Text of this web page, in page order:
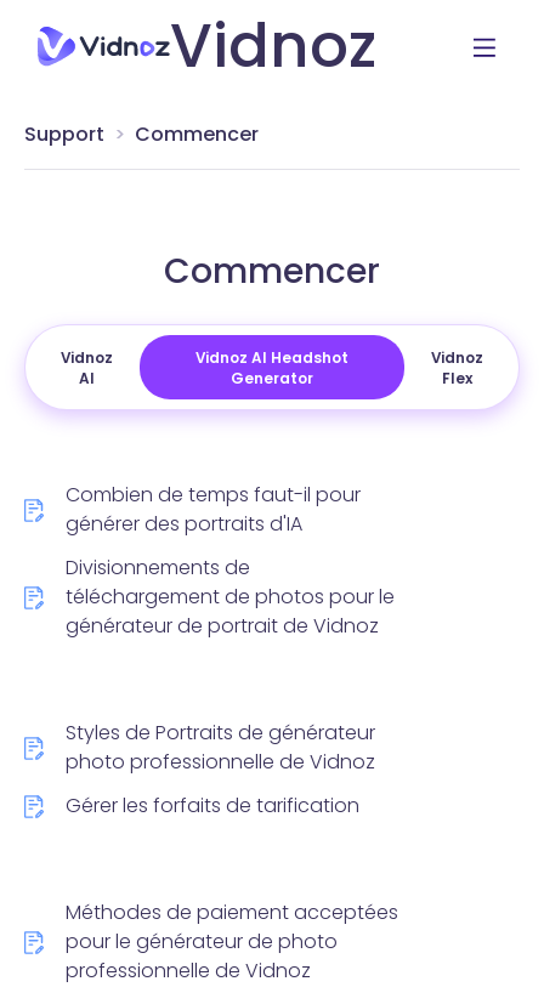
Vidnoz
Support Commencer
Commencer
Vidnoz
AI
Vidnoz AI Headshot
Generator
Vidnoz
Flex
Combien de temps faut-il pour
générer des portraits d'IA
Divisionnements de
téléchargement de photos pour le
générateur de portrait de Vidnoz
Styles de Portraits de générateur
photo professionnelle de Vidnoz
Gérer les forfaits de tarification
Méthodes de paiement acceptées
pour le générateur de photo
professionnelle de Vidnoz